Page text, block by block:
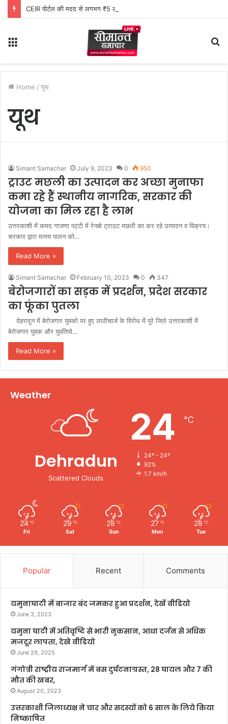
CEIR पोर्टल की मदद से लगभग ₹5 लाख मूल्य के 20 मोबाइल फोन बरामद
Home / यूथ
यूथ
Simant Samachar July 9, 2023 0 950
ट्राउट मछली का उत्पादन कर अच्छा मुनाफा
कमा रहे हैं स्थानीय नागरिक, सरकार की
योजना का मिल रहा है लाभ
उत्तरकाशी में कमद गाजणा पट्टी में रेनबो ट्राउट मछली का कर रहे उत्पादन व विक्रय।
सरकार द्वारा मत्स्य पालन को…
Read More »
Simant Samachar February 10, 2023 0 347
बेरोजगारों का सड़क में प्रदर्शन, प्रदेश सरकार
का फूंका पुतला
देहरादून में बेरोजगार युवको पर हुए लाठीचार्ज के विरोध में पूरे जिले उत्तरकाशी में
बेरोजगार युवक और युवतियो…
Read More »
Weather
Dehradun
Scattered Clouds
24 ℃
24º - 24º
92%
1.7 km/h
24 ℃
Fri
29 ℃
Sat
28 ℃
Sun
27 ℃
Mon
28 ℃
Tue
Popular Recent Comments
यमुनाघाटी में बाजार बंद जमकर हुआ प्रदर्शन, देखें वीडियो
June 3, 2023
यमुना घाटी में अतिवृष्टि से भारी नुकसान, आधा दर्जन से अधिक
मजदूर लापता, देखे वीडियो
June 29, 2025
गंगोत्री राष्ट्रीय राजमार्ग में बस दुर्घटनाग्रस्त, 28 घायल और 7 की
मौत की खबर,
August 20, 2023
उत्तरकाशी जिलाध्यक्ष ने चार और सदस्यों को 6 साल के लिये किया
निष्काषित